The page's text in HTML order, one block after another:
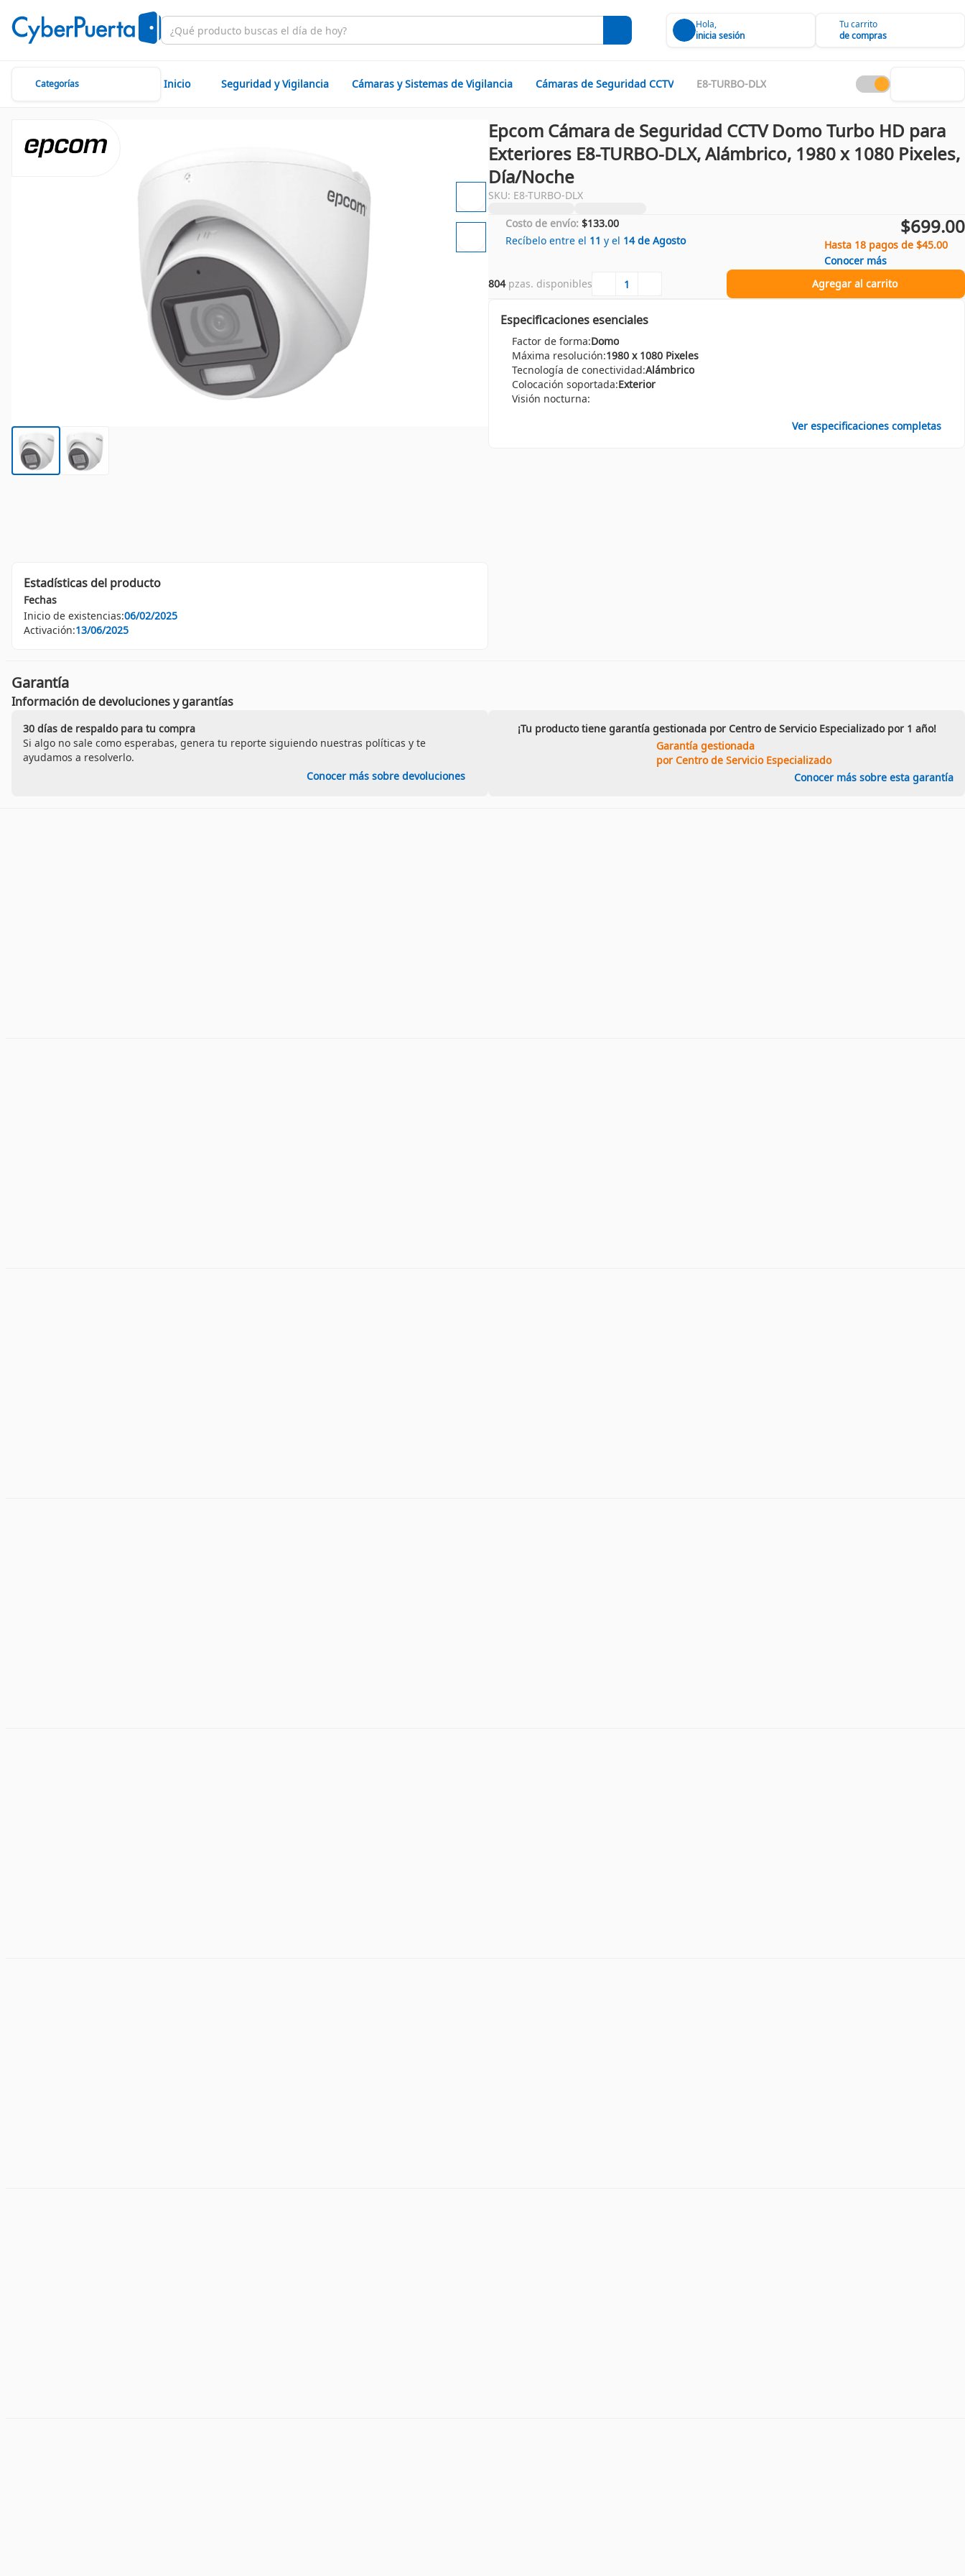
Hola,
inicia sesión
Tu carrito
de compras
Categorías Inicio Seguridad y Vigilancia Cámaras y Sistemas de Vigilancia Cámaras de Seguridad CCTV E8-TURBO-DLX
Estadísticas del producto
Fechas
Inicio de existencias:06/02/2025
Activación:13/06/2025
Epcom Cámara de Seguridad CCTV Domo Turbo HD para
Exteriores E8-TURBO-DLX, Alámbrico, 1980 x 1080 Pixeles,
Día/Noche
SKU: E8-TURBO-DLX
Costo de envío: $133.00
Recíbelo entre el 11 y el 14 de Agosto
$699.00
Hasta 18 pagos de $45.00
Conocer más
804 pzas. disponibles Agregar al carrito
Especificaciones esenciales
Factor de forma:Domo
Máxima resolución:1980 x 1080 Pixeles
Tecnología de conectividad:Alámbrico
Colocación soportada:Exterior
Visión nocturna:
Ver especificaciones completas
Garantía
Información de devoluciones y garantías
30 días de respaldo para tu compra
Si algo no sale como esperabas, genera tu reporte siguiendo nuestras políticas y te
ayudamos a resolverlo.
Conocer más sobre devoluciones
¡Tu producto tiene garantía gestionada por Centro de Servicio Especializado por 1 año!
Garantía gestionada
por Centro de Servicio Especializado
Conocer más sobre esta garantía